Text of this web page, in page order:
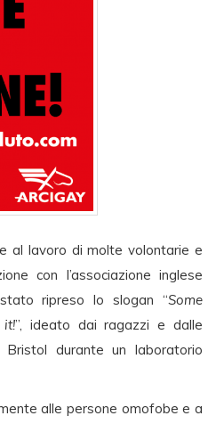
al lavoro di molte volontarie e
con l’associazione inglese
ripreso lo slogan “Some
it!”, ideato dai ragazzi e dalle
durante un laboratorio
alle persone omofobe e a